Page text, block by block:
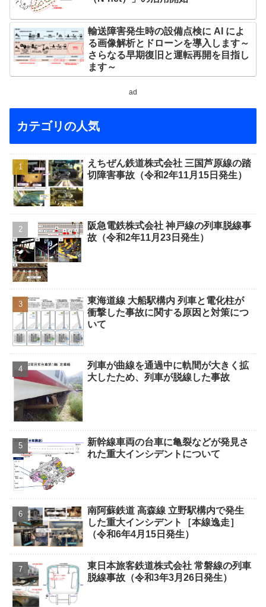
輸送障害発生時の設備点検に AI によ
る画像解析とドローンを導入します～
さらなる早期復旧と運転再開を目指し
ます～
ad
カテゴリの人気
えちぜん鉄道株式会社 三国芦原線の踏
切障害事故（令和2年11月15日発生）
阪急電鉄株式会社 神戸線の列車脱線事
故（令和2年11月23日発生）
東海道線 大船駅構内 列車と電化柱が
衝撃した事故に関する原因と対策につ
いて
列車が曲線を通過中に軌間が大きく拡
大したため、列車が脱線した事故
新幹線車両の台車に亀裂などが発見さ
れた重大インシデントについて
南阿蘇鉄道 高森線 立野駅構内で発生
した重大インシデント［本線逸走］
（令和6年4月15日発生）
東日本旅客鉄道株式会社 常磐線の列車
脱線事故（令和3年3月26日発生）